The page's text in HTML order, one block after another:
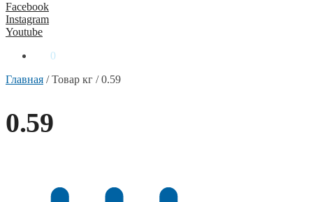
Facebook
Instagram
Youtube
0
Главная /Товар кг /0.59
0.59